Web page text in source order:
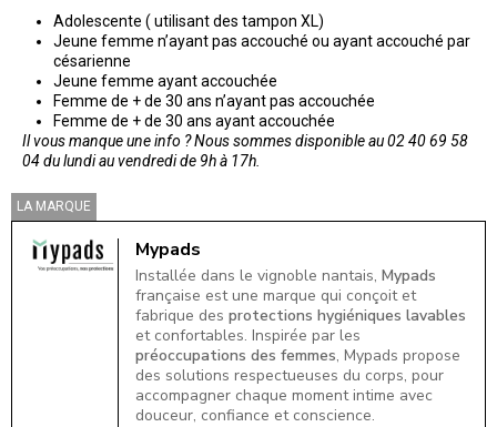
Adolescente ( utilisant des tampon XL)
Jeune femme n’ayant pas accouché ou ayant accouché par
césarienne
Jeune femme ayant accouchée
Femme de + de 30 ans n’ayant pas accouchée
Femme de + de 30 ans ayant accouchée
Il vous manque une info ? Nous sommes disponible au 02 40 69 58
04 du lundi au vendredi de 9h à 17h.
LA MARQUE
Mypads
Installée dans le vignoble nantais, Mypads
française est une marque qui conçoit et
fabrique des protections hygiéniques lavables
et confortables. Inspirée par les
préoccupations des femmes, Mypads propose
des solutions respectueuses du corps, pour
accompagner chaque moment intime avec
douceur, confiance et conscience.